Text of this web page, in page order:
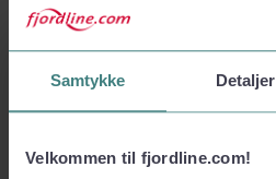
Samtykke Detaljer
Velkommen til fjordline.com!